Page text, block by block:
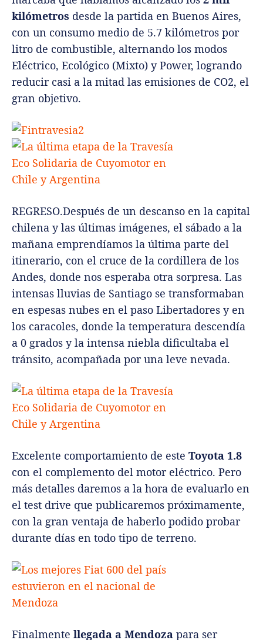
kilómetros desde la partida en Buenos Aires,
con un consumo medio de 5.7 kilómetros por
litro de combustible, alternando los modos
Eléctrico, Ecológico (Mixto) y Power, logrando
reducir casi a la mitad las emisiones de CO2, el
gran objetivo.
REGRESO.Después de un descanso en la capital
chilena y las últimas imágenes, el sábado a la
mañana emprendíamos la última parte del
itinerario, con el cruce de la cordillera de los
Andes, donde nos esperaba otra sorpresa. Las
intensas lluvias de Santiago se transformaban
en espesas nubes en el paso Libertadores y en
los caracoles, donde la temperatura descendía
a 0 grados y la intensa niebla dificultaba el
tránsito, acompañada por una leve nevada.
Excelente comportamiento de este Toyota 1.8
con el complemento del motor eléctrico. Pero
más detalles daremos a la hora de evaluarlo en
el test drive que publicaremos próximamente,
con la gran ventaja de haberlo podido probar
durante días en todo tipo de terreno.
Finalmente llegada a Mendoza para ser